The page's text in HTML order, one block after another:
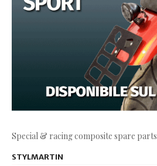
Special & racing composite spare parts
STYLMARTIN